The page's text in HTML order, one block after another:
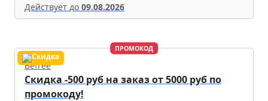
Действует до 09.08.2026
ПРОМОКОД
Befree
Скидка -500 руб на заказ от 5000 руб по
промокоду!